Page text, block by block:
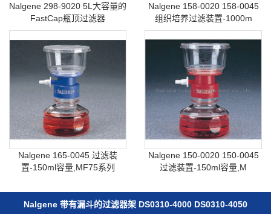
Nalgene 298-9020 5L大容量的
FastCap瓶顶过滤器
Nalgene 158-0020 158-0045
组织培养过滤装置-1000m
Nalgene 165-0045 过滤装
置-150ml容量,MF75系列
Nalgene 150-0020 150-0045
过滤装置-150ml容量,M
Nalgene 带有漏斗的过滤器架 DS0310-4000 DS0310-4050